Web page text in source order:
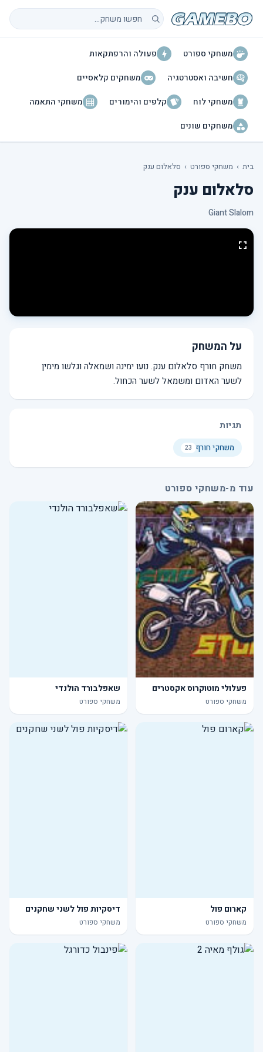
חיפוש משחקים
משחקי ספורט
פעולה והרפתקאות
חשיבה ואסטרטגיה
משחקים קלאסיים
משחקי לוח
קלפים והימורים
משחקי התאמה
משחקים שונים
בית › משחקי ספורט › סלאלום ענק
סלאלום ענק
Giant Slalom
על המשחק
משחק חורף סלאלום ענק. נועו ימינה ושמאלה וגלשו מימין
לשער האדום ומשמאל לשער הכחול.
תגיות
משחקי חורף 23
עוד מ-משחקי ספורט
פעלולי מוטוקרוס אקסטרים
משחקי ספורט
שאפלבורד הולנדי
משחקי ספורט
קארום פול
משחקי ספורט
דיסקיות פול לשני שחקנים
משחקי ספורט